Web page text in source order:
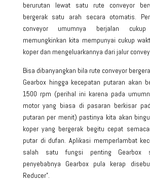
berurutan lewat satu rute conveyor
bergerak satu arah secara otomatis.
conveyor umumnya berjalan
memungkinkan kita mempunyai cukup
koper dan mengeluarkannya dari jalur
Bisa dibanyangkan bila rute conveyor
Gearbox hingga kecepatan putaran akan
1500 rpm (perihal ini karena pada
motor yang biasa di pasaran berkisar
putaran per menit) pastinya kita akan
koper yang bergerak begitu cepat
putar di dufan. Aplikasi memperlambat
salah satu fungsi penting Gearbox
penyebabnya Gearbox pula kerap
Reducer”.